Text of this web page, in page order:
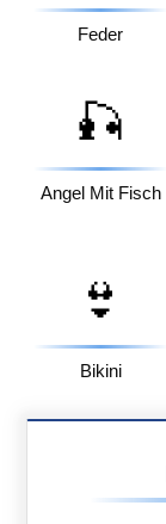
Feder
🎣
Angel Mit Fisch
👙
Bikini